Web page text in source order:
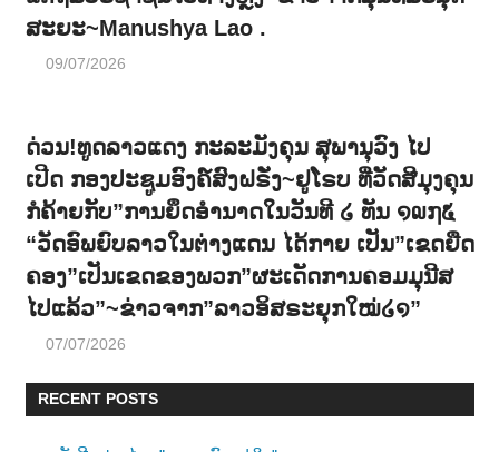
ສະຍະ~Manushya Lao .
09/07/2026
ດ່ວນ!ທູດລາວແດງ ກະລະມັງຄຸນ ສຸພານຸວົງ ໄປ
ເປີດ ກອງປະຊູມອົງຄ໌ສົງຝຣັ່ງ~ຢູໂຣບ ທີ່ວັດສີມຸງຄຸນ
ກໍຄ້າຍກັບ”ການຍຶດອຳນາດໃນວັນທີ ໒ ທັນ ໑໙໗໕
“ວັດອົພຍົບລາວໃນຕ່າງແດນ ໄດ້ກາຍ ເປັນ”ເຂດຍືດ
ຄອງ”ເປັນເຂດຂອງພວກ”ຜະເດັດການຄອມມຸນີສ
ໄປແລ້ວ”~ຂ່າວຈາກ”ລາວອິສຣະຍຸກໃໝ່໒໑”
07/07/2026
RECENT POSTS